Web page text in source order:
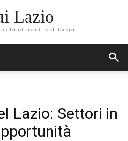
Lazio
dal Lazio
Lazio: Settori in